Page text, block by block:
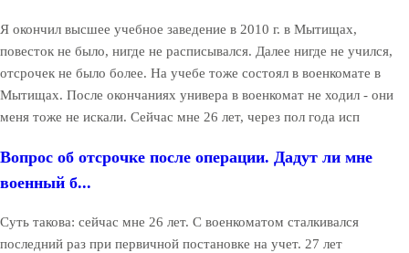
Я окончил высшее учебное заведение в 2010 г. в Мытищах,
повесток не было, нигде не расписывался. Далее нигде не учился,
отсрочек не было более. На учебе тоже состоял в военкомате в
Мытищах. После окончаниях универа в военкомат не ходил - они
меня тоже не искали. Сейчас мне 26 лет, через пол года исп
Вопрос об отсрочке после операции. Дадут ли мне
военный б...
Суть такова: сейчас мне 26 лет. С военкоматом сталкивался
последний раз при первичной постановке на учет. 27 лет